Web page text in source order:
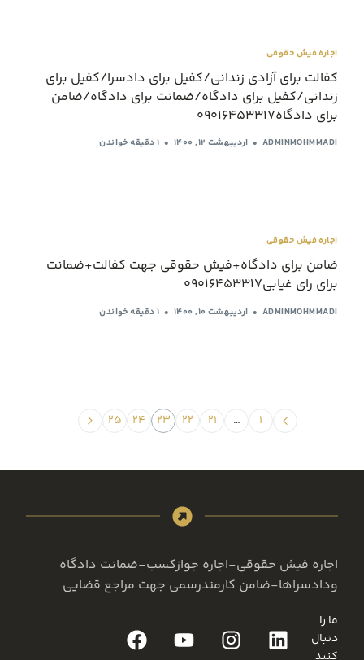
اجاره فیش حقوقی
کفالت برای آزادی زندانی/کفیل برای دادسرا/کفیل برای
زندانی/کفیل برای دادگاه/ضمانت برای دادگاه/ضامن
برای دادگاه09016453317
ADMINMOHMMADI اردیبهشت ۱۲, ۱۴۰۰ 1 دقیقه خواندن
اجاره فیش حقوقی
ضامن برای دادگاه+فیش حقوقی جهت کفالت+ضمانت
برای رای غیابی09016453317
ADMINMOHMMADI اردیبهشت ۱۰, ۱۴۰۰ 1 دقیقه خواندن
۱ … ۲۱ ۲۲ ۲۳ ۲۴ ۲۵
اجاره فیش حقوقی-اجاره جوازکسب-ضمانت دادگاه
ودادسراها-ضامن کارمندرسمی جهت مراجع قضایی
ما را
دنبال
کنید